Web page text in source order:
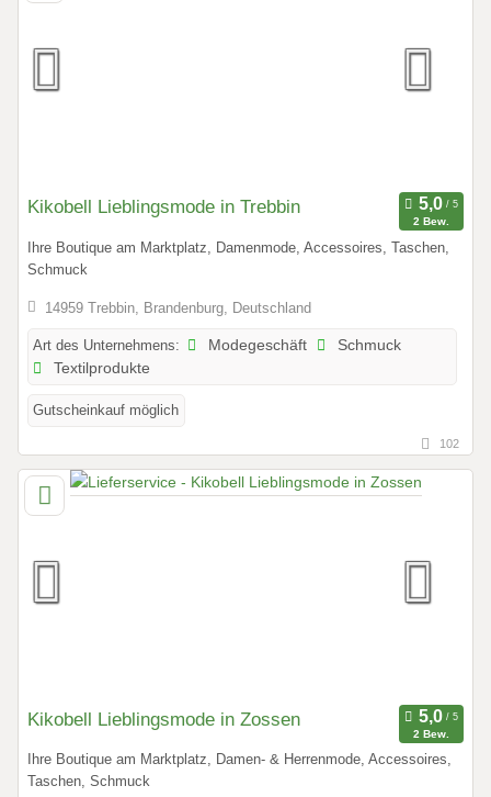
Kikobell Lieblingsmode in Trebbin
2 Bew.
Ihre Boutique am Marktplatz, Damenmode, Accessoires, Taschen,
Schmuck
14959 Trebbin, Brandenburg, Deutschland
Art des Unternehmens: Modegeschäft
Schmuck
Textilprodukte
Gutscheinkauf möglich
102
Kikobell Lieblingsmode in Zossen
2 Bew.
Ihre Boutique am Marktplatz, Damen- & Herrenmode, Accessoires,
Taschen, Schmuck